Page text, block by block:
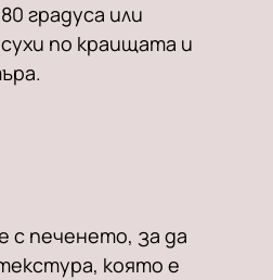
градуса или
по краищата и
с печенето, за да
която е